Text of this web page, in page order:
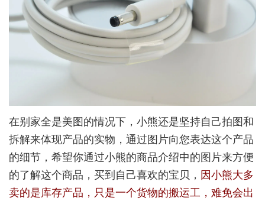
在别家全是美图的情况下，小熊还是坚持自己拍图和
拆解来体现产品的实物，通过图片向您表达这个产品
的细节，希望你通过小熊的商品介绍中的图片来方便
的了解这个商品，买到自己喜欢的宝贝， 因小熊大多
卖的是库存产品，只是一个货物的搬运工，难免会出